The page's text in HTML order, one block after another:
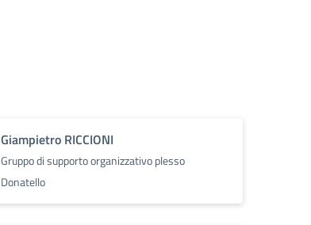
Giampietro RICCIONI
Gruppo di supporto organizzativo plesso
Donatello